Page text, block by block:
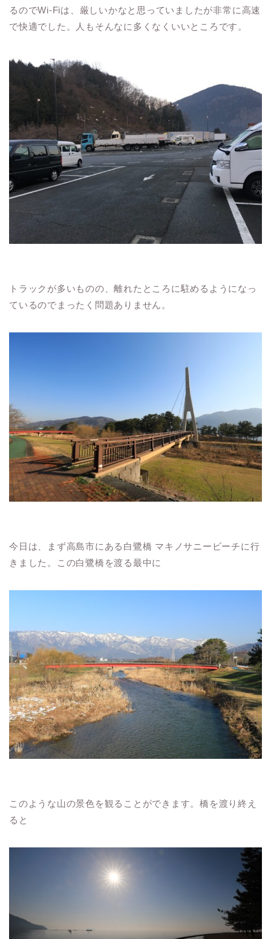
るのでWi-Fiは、厳しいかなと思っていましたが非常に高速
で快適でした。人もそんなに多くなくいいところです。
トラックが多いものの、離れたところに駐めるようになっ
ているのでまったく問題ありません。
今日は、まず高島市にある白鷺橋 マキノサニービーチに行
きました。この白鷺橋を渡る最中に
このような山の景色を観ることができます。橋を渡り終え
ると